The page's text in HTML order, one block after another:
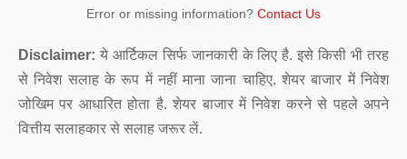
Error or missing information? Contact Us
Disclaimer: ये आर्टिकल सिर्फ जानकारी के लिए है. इसे किसी भी तरह
से निवेश सलाह के रूप में नहीं माना जाना चाहिए. शेयर बाजार में निवेश
जोखिम पर आधारित होता है. शेयर बाजार में निवेश करने से पहले अपने
वित्तीय सलाहकार से सलाह जरूर लें.